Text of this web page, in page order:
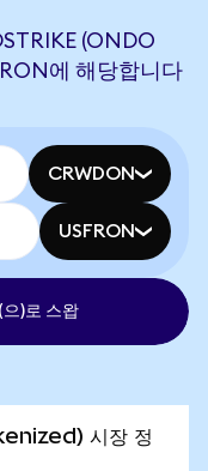
(ONDO
에 해당합니다
CRWDON
USFRON
)로 스왑
시장 정